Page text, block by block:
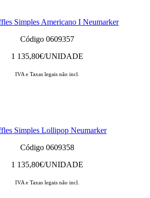
Simples Americano I Neumarker
Código 0609357
1 135,80€/UNIDADE
IVA e Taxas legais não incl.
Simples Lollipop Neumarker
Código 0609358
1 135,80€/UNIDADE
IVA e Taxas legais não incl.